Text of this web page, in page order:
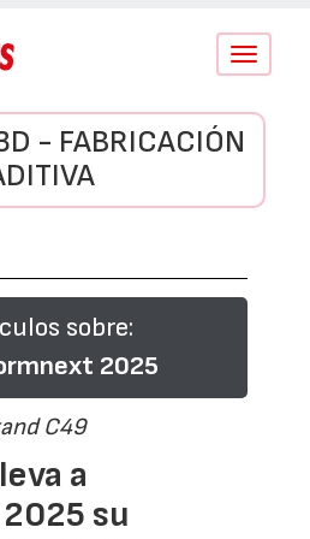
Conmutar
- FABRICACIÓN
sobre:
2025
C49
a
su